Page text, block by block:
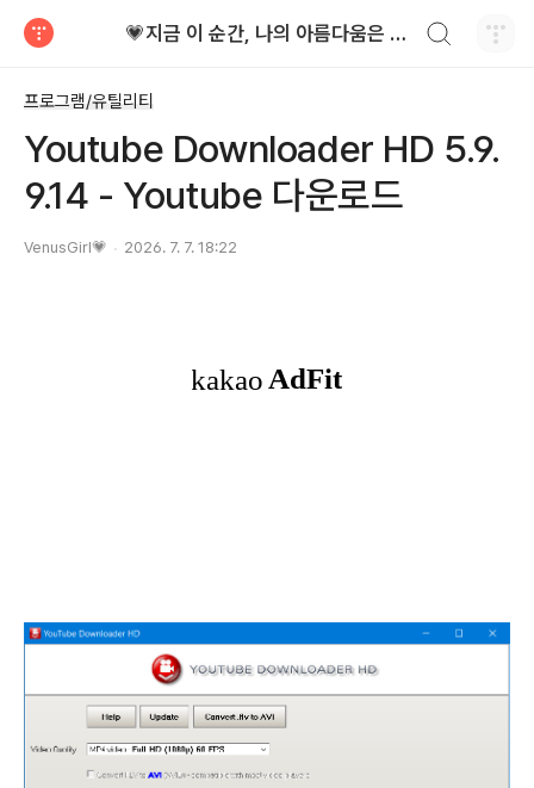
💗지금 이 순간, 나의 아름다움은 가장 빛난다!
프로그램/유틸리티
Youtube Downloader HD 5.9.
9.14 - Youtube 다운로드
VenusGirl💗 2026. 7. 7. 18:22